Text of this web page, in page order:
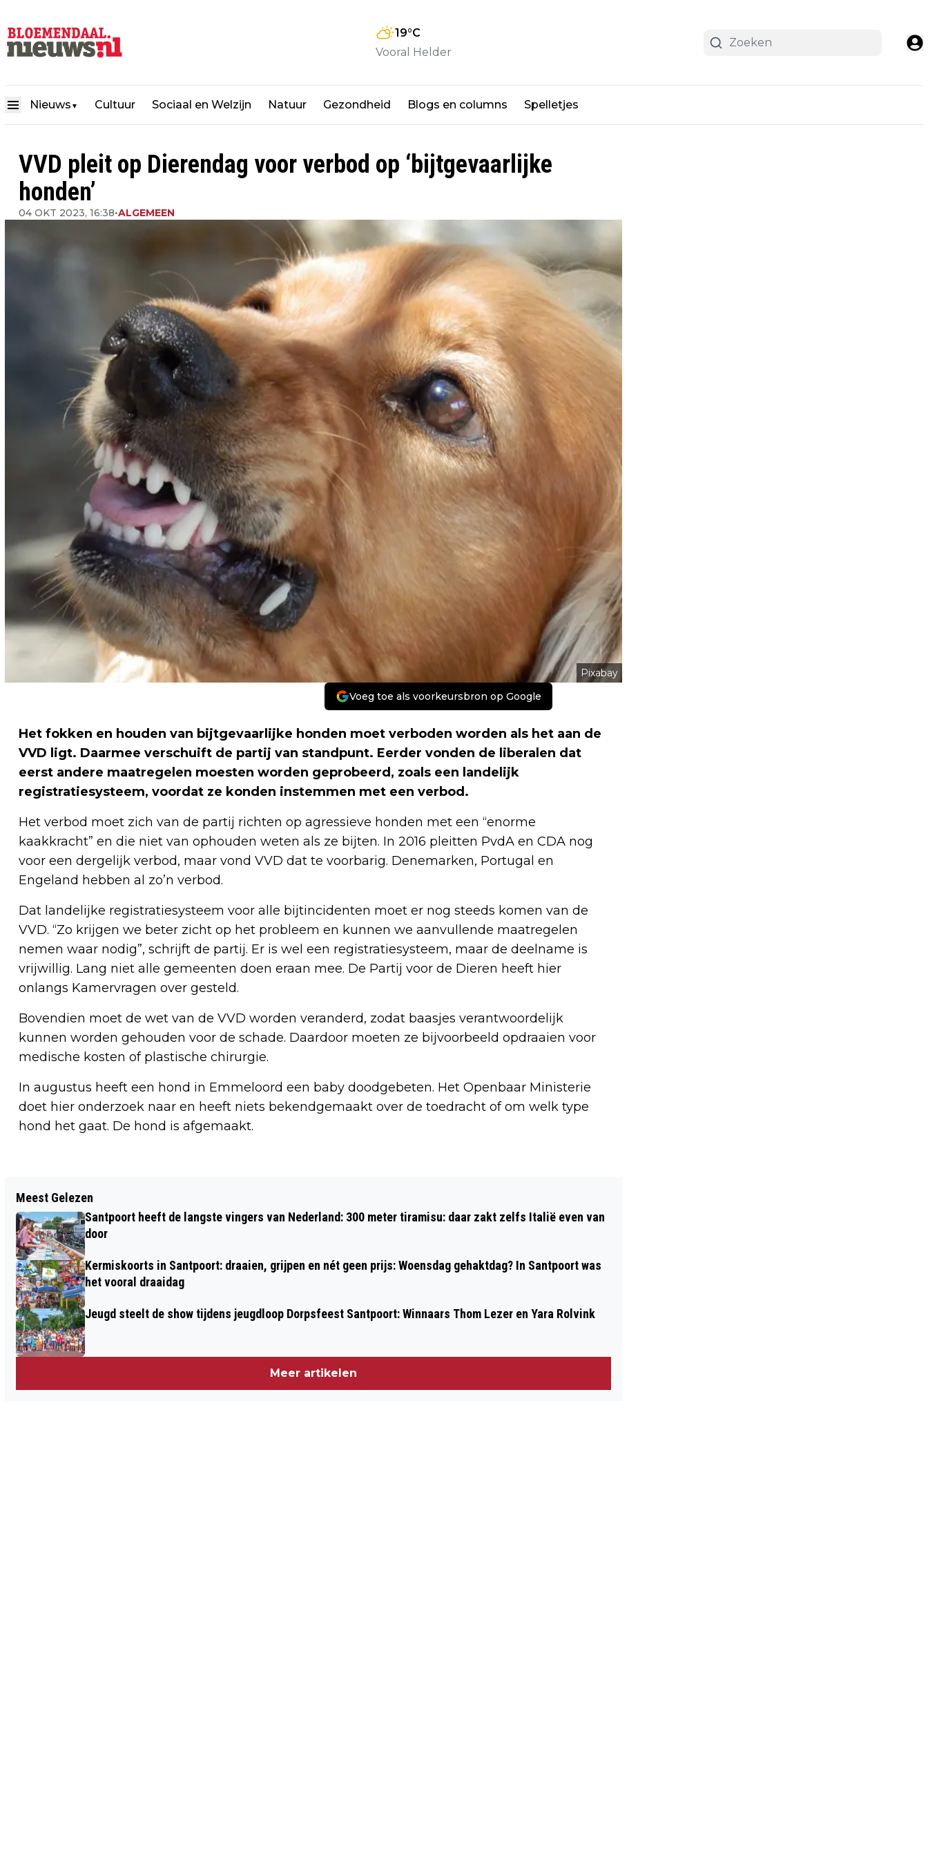
19°C
Vooral Helder
Nieuws ▼ Cultuur Sociaal en Welzijn Natuur Gezondheid Blogs en columns Spelletjes
VVD pleit op Dierendag voor verbod op ‘bijtgevaarlijke
honden’
04 OKT 2023, 16:38•ALGEMEEN
Pixabay
Voeg toe als voorkeursbron op Google
Het fokken en houden van bijtgevaarlijke honden moet verboden worden als het aan de
VVD ligt. Daarmee verschuift de partij van standpunt. Eerder vonden de liberalen dat
eerst andere maatregelen moesten worden geprobeerd, zoals een landelijk
registratiesysteem, voordat ze konden instemmen met een verbod.
Het verbod moet zich van de partij richten op agressieve honden met een “enorme
kaakkracht” en die niet van ophouden weten als ze bijten. In 2016 pleitten PvdA en CDA nog
voor een dergelijk verbod, maar vond VVD dat te voorbarig. Denemarken, Portugal en
Engeland hebben al zo’n verbod.
Dat landelijke registratiesysteem voor alle bijtincidenten moet er nog steeds komen van de
VVD. “Zo krijgen we beter zicht op het probleem en kunnen we aanvullende maatregelen
nemen waar nodig”, schrijft de partij. Er is wel een registratiesysteem, maar de deelname is
vrijwillig. Lang niet alle gemeenten doen eraan mee. De Partij voor de Dieren heeft hier
onlangs Kamervragen over gesteld.
Bovendien moet de wet van de VVD worden veranderd, zodat baasjes verantwoordelijk
kunnen worden gehouden voor de schade. Daardoor moeten ze bijvoorbeeld opdraaien voor
medische kosten of plastische chirurgie.
In augustus heeft een hond in Emmeloord een baby doodgebeten. Het Openbaar Ministerie
doet hier onderzoek naar en heeft niets bekendgemaakt over de toedracht of om welk type
hond het gaat. De hond is afgemaakt.
ONSTERFELIJKE DIERENLIEFDE OP
WERELDDIERENDAG… EN OOK HEEL
LANG DAARNA!
BOVEN HET IJ
Meest Gelezen
Santpoort heeft de langste vingers van Nederland: 300 meter tiramisu: daar zakt zelfs Italië even van
door
Kermiskoorts in Santpoort: draaien, grijpen en nét geen prijs: Woensdag gehaktdag? In Santpoort was
het vooral draaidag
Jeugd steelt de show tijdens jeugdloop Dorpsfeest Santpoort: Winnaars Thom Lezer en Yara Rolvink
Meer artikelen